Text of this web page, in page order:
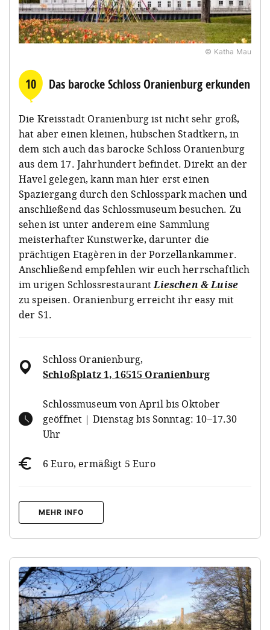
© Katha Mau
10 Das barocke Schloss Oranienburg erkunden
Die Kreisstadt Oranienburg ist nicht sehr groß,
hat aber einen kleinen, hübschen Stadtkern, in
dem sich auch das barocke Schloss Oranienburg
aus dem 17. Jahrhundert befindet. Direkt an der
Havel gelegen, kann man hier erst einen
Spaziergang durch den Schlosspark machen und
anschließend das Schlossmuseum besuchen. Zu
sehen ist unter anderem eine Sammlung
meisterhafter Kunstwerke, darunter die
prächtigen Etagèren in der Porzellankammer.
Anschließend empfehlen wir euch herrschaftlich
im urigen SchlossrestaurantLieschen & Luise
zu speisen. Oranienburg erreicht ihr easy mit
der S1.
Schloss Oranienburg,
Schloßplatz 1, 16515 Oranienburg
Schlossmuseum von April bis Oktober
geöffnet | Dienstag bis Sonntag: 10–17.30
Uhr
6 Euro, ermäßigt 5 Euro
MEHR INFO